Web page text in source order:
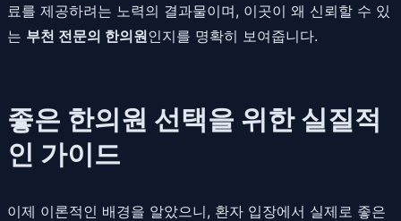
료를 제공하려는 노력의 결과물이며, 이곳이 왜 신뢰할 수 있
는 부천 전문의 한의원인지를 명확히 보여줍니다.
좋은 한의원 선택을 위한 실질적
인 가이드
이제 이론적인 배경을 알았으니, 환자 입장에서 실제로 좋은